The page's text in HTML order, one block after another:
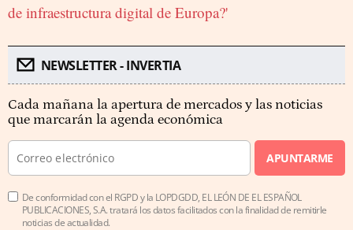
de infraestructura digital de Europa?'
NEWSLETTER - INVERTIA
Cada mañana la apertura de mercados y las noticias
que marcarán la agenda económica
APUNTARME
De conformidad con el RGPD y la LOPDGDD, EL LEÓN DE EL ESPAÑOL
PUBLICACIONES, S.A. tratará los datos facilitados con la finalidad de remitirle
noticias de actualidad.